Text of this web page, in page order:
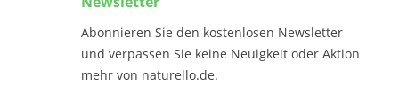
Abonnieren Sie den kostenlosen Newsletter
und verpassen Sie keine Neuigkeit oder Aktion
mehr von naturello.de.